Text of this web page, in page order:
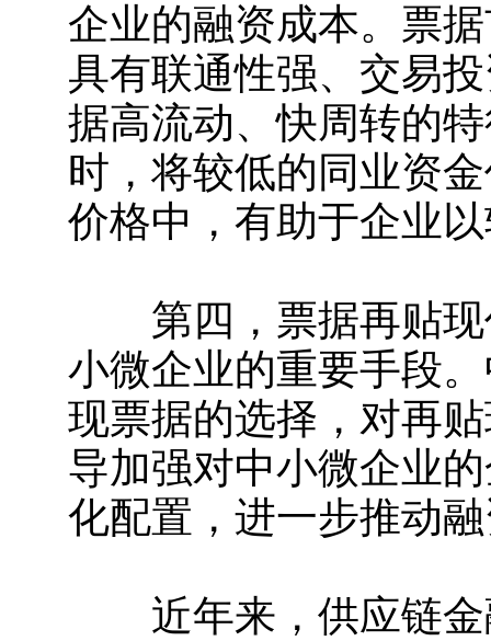
企业的融资成本。票
具有联通性强、交易
据高流动、快周转的
时，将较低的同业资
价格中，有助于企业
第四，票据再贴现
小微企业的重要手段
现票据的选择，对再
导加强对中小微企业
化配置，进一步推动
近年来，供应链金